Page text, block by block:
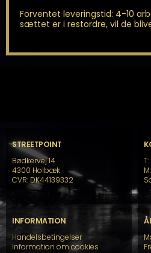
Forventet leveringstid: 4-10
sættet er i restordre, vil de
STREETPOINT
Bødkervej 14
4300 Holbæk
CVR: DK44139332
INFORMATION
Handelsbetingelser
Information om cookies